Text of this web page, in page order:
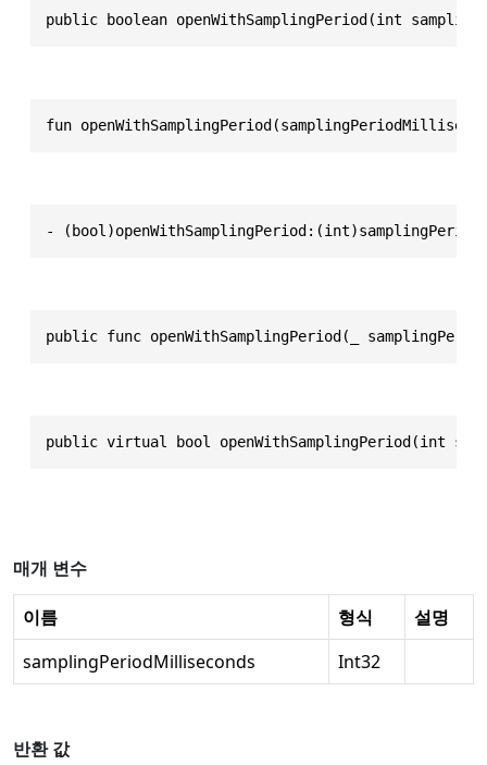
public boolean openWithSamplingPeriod(int
fun
-
public func openWithSamplingPeriod(_
public virtual bool openWithSamplingPeriod(int
매개 변수
이름 형식
설명
samplingPeriodMilliseconds
Int32
반환 값